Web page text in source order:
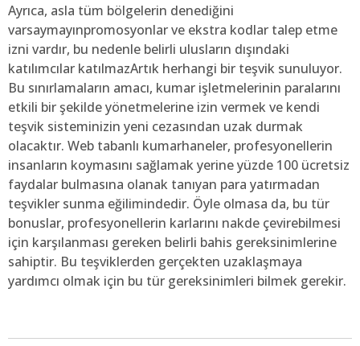
Ayrıca, asla tüm bölgelerin denediğini
varsaymayınpromosyonlar ve ekstra kodlar talep etme
izni vardır, bu nedenle belirli ulusların dışındaki
katılımcılar katılmazArtık herhangi bir teşvik sunuluyor.
Bu sınırlamaların amacı, kumar işletmelerinin paralarını
etkili bir şekilde yönetmelerine izin vermek ve kendi
teşvik sisteminizin yeni cezasından uzak durmak
olacaktır. Web tabanlı kumarhaneler, profesyonellerin
insanların koymasını sağlamak yerine yüzde 100 ücretsiz
faydalar bulmasına olanak tanıyan para yatırmadan
teşvikler sunma eğilimindedir. Öyle olmasa da, bu tür
bonuslar, profesyonellerin karlarını nakde çevirebilmesi
için karşılanması gereken belirli bahis gereksinimlerine
sahiptir. Bu teşviklerden gerçekten uzaklaşmaya
yardımcı olmak için bu tür gereksinimleri bilmek gerekir.